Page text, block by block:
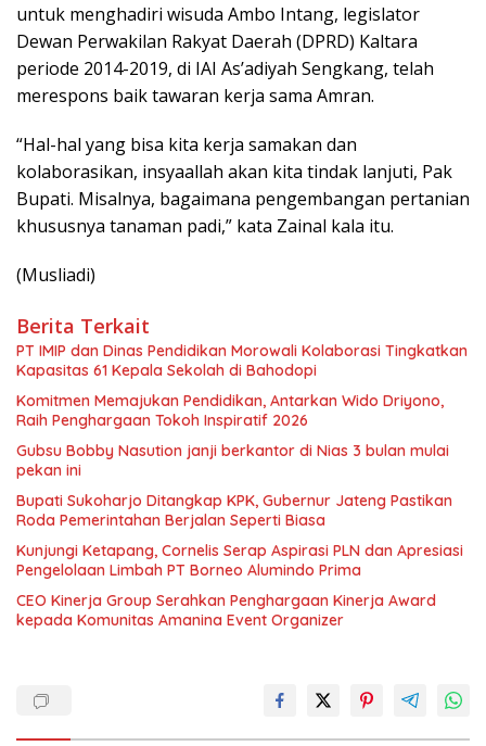
untuk menghadiri wisuda Ambo Intang, legislator
Dewan Perwakilan Rakyat Daerah (DPRD) Kaltara
periode 2014-2019, di IAI As’adiyah Sengkang, telah
merespons baik tawaran kerja sama Amran.
“Hal-hal yang bisa kita kerja samakan dan
kolaborasikan, insyaallah akan kita tindak lanjuti, Pak
Bupati. Misalnya, bagaimana pengembangan pertanian
khususnya tanaman padi,” kata Zainal kala itu.
(Musliadi)
Berita Terkait
PT IMIP dan Dinas Pendidikan Morowali Kolaborasi Tingkatkan
Kapasitas 61 Kepala Sekolah di Bahodopi
Komitmen Memajukan Pendidikan, Antarkan Wido Driyono,
Raih Penghargaan Tokoh Inspiratif 2026
Gubsu Bobby Nasution janji berkantor di Nias 3 bulan mulai
pekan ini
Bupati Sukoharjo Ditangkap KPK, Gubernur Jateng Pastikan
Roda Pemerintahan Berjalan Seperti Biasa
Kunjungi Ketapang, Cornelis Serap Aspirasi PLN dan Apresiasi
Pengelolaan Limbah PT Borneo Alumindo Prima
CEO Kinerja Group Serahkan Penghargaan Kinerja Award
kepada Komunitas Amanina Event Organizer